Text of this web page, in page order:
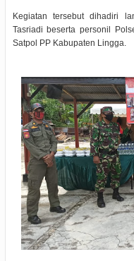
Kegiatan tersebut dihadiri
Tasriadi beserta personil
Satpol PP Kabupaten Lingga.